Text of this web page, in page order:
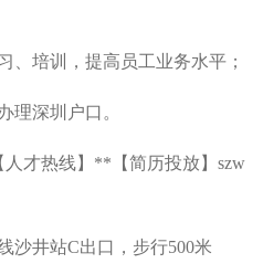
、培训，提高员工业务水平；
理深圳户口。
人才热线】**【简历投放】szw
沙井站C出口，步行500米